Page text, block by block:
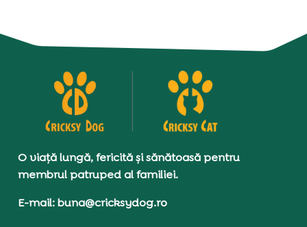
O viață lungă, fericită și sănătoasă pentru
membrul patruped al familiei.
E-mail: buna@cricksydog.ro